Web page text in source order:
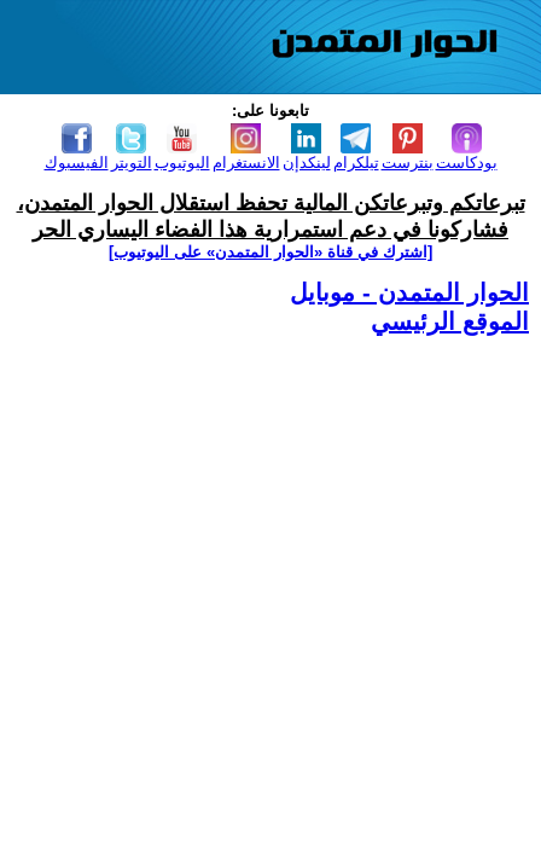
تابعونا على:
الفيسبوك التويتر اليوتيوب الانستغرام لينكدإن تيلكرامبنترست بودكاست
تبرعاتكم وتبرعاتكن المالية تحفظ استقلال الحوار المتمدن،
فشاركونا في دعم استمرارية هذا الفضاء اليساري الحر
[اشترك في قناة ‫«الحوار المتمدن» على اليوتيوب]
الحوار المتمدن - موبايل
الموقع الرئيسي